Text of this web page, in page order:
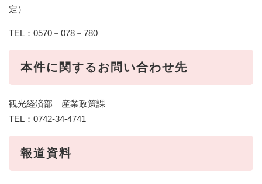
定）
TEL：0570－078－780
本件に関するお問い合わせ先
観光経済部 産業政策課
TEL：0742-34-4741
報道資料​